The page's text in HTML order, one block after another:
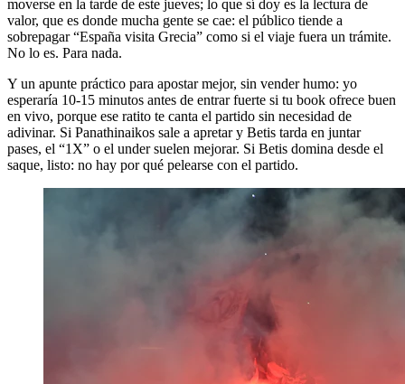
moverse en la tarde de este jueves; lo que sí doy es la lectura de
valor, que es donde mucha gente se cae: el público tiende a
sobrepagar “España visita Grecia” como si el viaje fuera un trámite.
No lo es. Para nada.
Y un apunte práctico para apostar mejor, sin vender humo: yo
esperaría 10-15 minutos antes de entrar fuerte si tu book ofrece buen
en vivo, porque ese ratito te canta el partido sin necesidad de
adivinar. Si Panathinaikos sale a apretar y Betis tarda en juntar
pases, el “1X” o el under suelen mejorar. Si Betis domina desde el
saque, listo: no hay por qué pelearse con el partido.